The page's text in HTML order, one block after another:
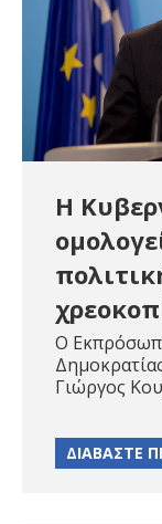
Η
Ο
Γιώργος
ΔΙΑΒΑΣΤΕ